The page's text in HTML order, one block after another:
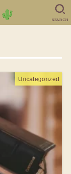
SEARCH
Uncategorized